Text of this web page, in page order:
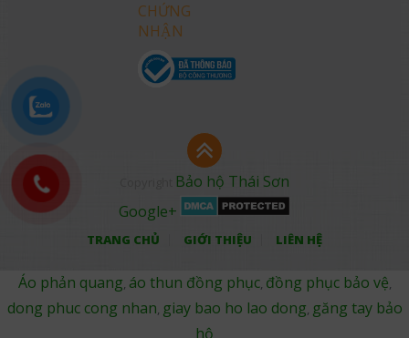
CHỨNG
NHẬN
Bảo hộ Thái Sơn
Google+
TRANG CHỦ GIỚI THIỆU LIÊN HỆ
Áo phản quang, áo thun đồng phục, đồng phục bảo vệ,
dong phuc cong nhan, giay bao ho lao dong, găng tay bảo
hộ